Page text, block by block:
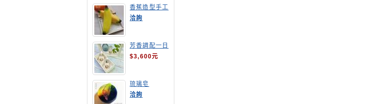
香蕉造型手工
皂
洽詢
芳香調配一日
班
$3,600元
琉璃皂
洽詢